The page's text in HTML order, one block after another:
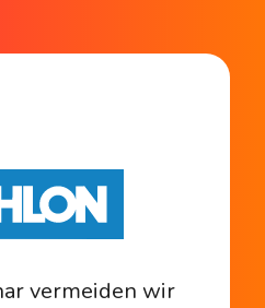
vermeiden wir